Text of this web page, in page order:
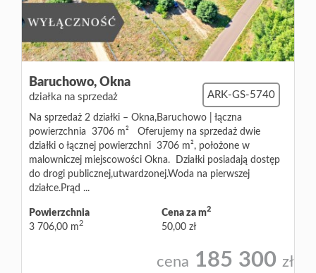
Baruchowo, Okna
działka na sprzedaż ARK-GS-5740
Na sprzedaż 2 działki – Okna,Baruchowo | łączna
powierzchnia 3706 m² Oferujemy na sprzedaż dwie
działki o łącznej powierzchni 3706 m², położone w
malowniczej miejscowości Okna. Działki posiadają dostęp
do drogi publicznej,utwardzonej.Woda na pierwszej
działce.Prąd ...
Powierzchnia
3 706,00 m2
Cena za m2
50,00 zł
cena 185 300 zł